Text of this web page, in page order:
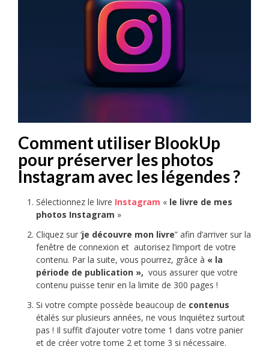
Comment utiliser BlookUp
pour préserver les photos
Instagram avec les légendes ?
Sélectionnez le livre Instagram « le livre de mes
photos Instagram »
Cliquez sur ‘je découvre mon livre” afin d’arriver sur la
fenêtre de connexion et autorisez l’import de votre
contenu. Par la suite, vous pourrez, grâce à « la
période de publication », vous assurer que votre
contenu puisse tenir en la limite de 300 pages !
Si votre compte possède beaucoup de contenus
étalés sur plusieurs années, ne vous Inquiétez surtout
pas ! Il suffit d’ajouter votre tome 1 dans votre panier
et de créer votre tome 2 et tome 3 si nécessaire.